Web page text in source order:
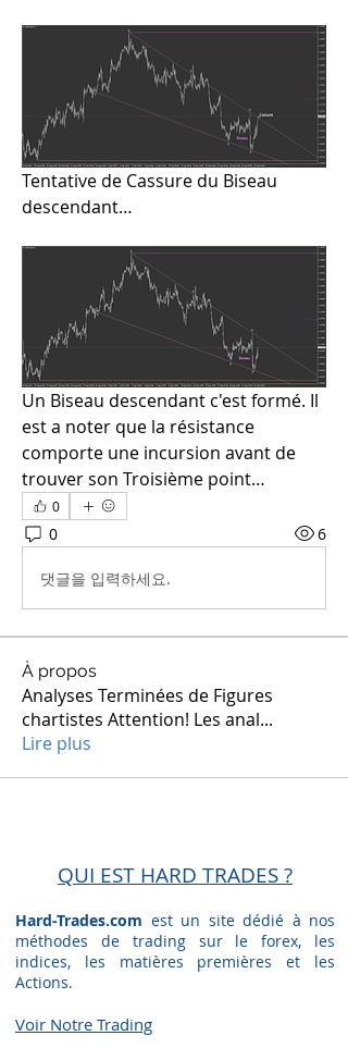
Tentative de Cassure du Biseau
descendant…
Un Biseau descendant c'est formé. Il
est a noter que la résistance
comporte une incursion avant de
trouver son Troisième point…
0
0 6
댓글을 입력하세요.
À propos
Analyses Terminées de Figures
chartistes Attention! Les anal...
Lire plus
QUI EST HARD TRADES ?
Hard-Trades.com est un site dédié à nos
méthodes de trading sur le forex, les
indices, les matières premières et les
Actions.
Voir Notre Trading​